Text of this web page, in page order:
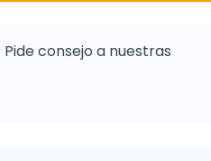
consejo a nuestras